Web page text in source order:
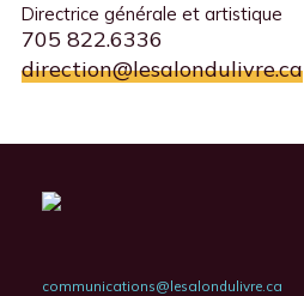
Directrice générale et artistique
705 822.6336
direction@lesalondulivre.ca
communications@lesalondulivre.ca